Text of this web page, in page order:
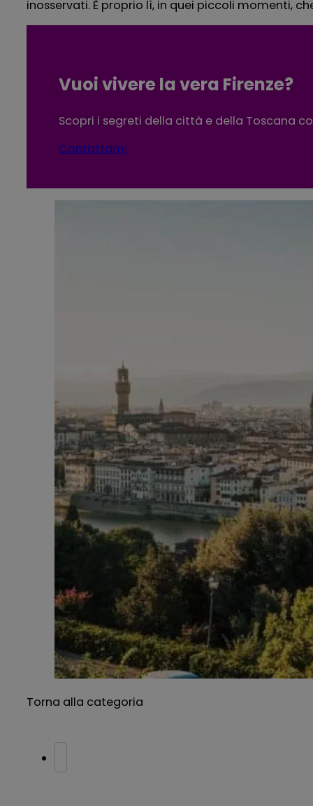
inosservati. È proprio lì, in quei piccoli momenti,
Vuoi vivere la vera Firenze?
Scopri i segreti della città e della Toscana
Contattami
Torna alla categoria